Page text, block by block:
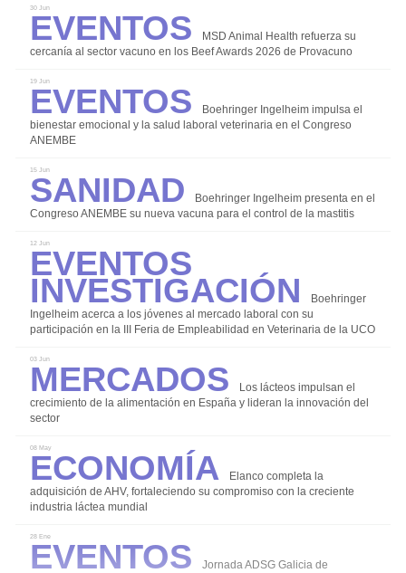
Manejo y Bienestar Animal
Nutrición y Alimentación
Patología y Diagnóstico
Reproducción y Genética
Economía
Eventos
Mercados
Sostenibilidad
Mamitis
Salud y Bienestar en el ordeño
Alternativas para un uso responsable de los
30 Jun
Eventos
MSD Animal Health refuerza su
cercanía al sector vacuno en los Beef Awards 2026 de Provacuno
19 Jun
Eventos
Boehringer Ingelheim impulsa el
bienestar emocional y la salud laboral veterinaria en el Congreso
ANEMBE
15 Jun
Sanidad
Boehringer Ingelheim presenta en el
Congreso ANEMBE su nueva vacuna para el control de la mastitis
12 Jun
Eventos
Investigación
Boehringer
Ingelheim acerca a los jóvenes al mercado laboral con su
participación en la III Feria de Empleabilidad en Veterinaria de la UCO
03 Jun
Mercados
Los lácteos impulsan el
crecimiento de la alimentación en España y lideran la innovación del
sector
08 May
Economía
Elanco completa la
adquisición de AHV, fortaleciendo su compromiso con la creciente
industria láctea mundial
28 Ene
Eventos
Jornada ADSG Galicia de